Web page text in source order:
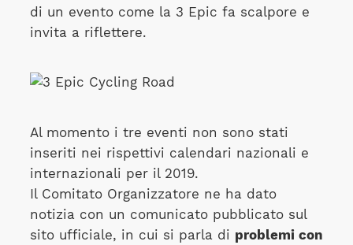
di un evento come la 3 Epic fa scalpore e
invita a riflettere.
Al momento i tre eventi non sono stati
inseriti nei rispettivi calendari nazionali e
internazionali per il 2019.
Il Comitato Organizzatore ne ha dato
notizia con un comunicato pubblicato sul
sito ufficiale, in cui si parla di problemi con